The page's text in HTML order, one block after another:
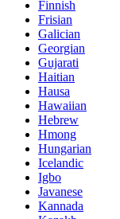
Finnish
Frisian
Galician
Georgian
Gujarati
Haitian
Hausa
Hawaiian
Hebrew
Hmong
Hungarian
Icelandic
Igbo
Javanese
Kannada